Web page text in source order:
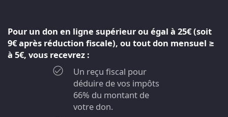
Pour un don en ligne supérieur ou égal à 25€ (soit
9€ après réduction fiscale), ou tout don mensuel ≥
à 5€, vous recevrez :
Un reçu fiscal pour
déduire de vos impôts
66% du montant de
votre don.